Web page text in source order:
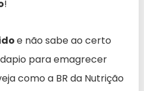
!
e não sabe ao certo
para emagrecer
como a BR da Nutrição